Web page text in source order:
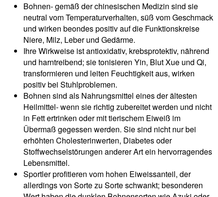
Bohnen- gemäß der chinesischen Medizin sind sie
neutral vom Temperaturverhalten, süß vom Geschmack
und wirken beondes positiv auf die Funktionskreise
Niere, Milz, Leber und Gedärme.
Ihre Wirkweise ist antioxidativ, krebsprotektiv, nährend
und harntreibend; sie tonisieren Yin, Blut Xue und Qi,
transformieren und leiten Feuchtigkeit aus, wirken
positiv bei Stuhlproblemen.
Bohnen sind als Nahrungsmittel eines der ältesten
Heilmittel- wenn sie richtig zubereitet werden und nicht
in Fett ertrinken oder mit tierischem Eiweiß im
Übermaß gegessen werden. Sie sind nicht nur bei
erhöhten Cholesterinwerten, Diabetes oder
Stoffwechselstörungen anderer Art ein hervorragendes
Lebensmittel.
Sportler profitieren vom hohen Eiweissanteil, der
allerdings von Sorte zu Sorte schwankt; besonderen